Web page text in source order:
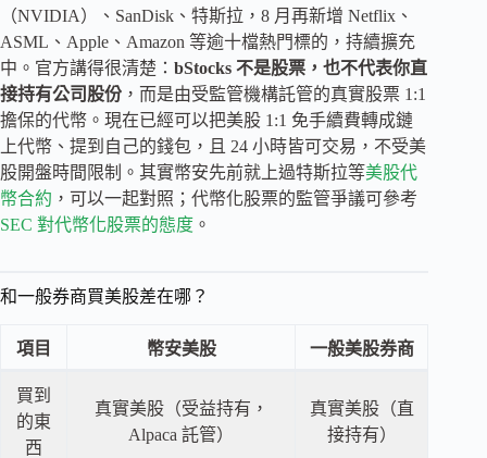
（NVIDIA）、SanDisk、特斯拉，8 月再新增 Netflix、
ASML、Apple、Amazon 等逾十檔熱門標的，持續擴充
中。官方講得很清楚： bStocks 不是股票，也不代表你直
接持有公司股份 ，而是由受監管機構託管的真實股票 1:1
擔保的代幣。現在已經可以把美股 1:1 免手續費轉成鏈
上代幣、提到自己的錢包，且 24 小時皆可交易，不受美
股開盤時間限制。其實幣安先前就上過特斯拉等美股代
幣合約 ，可以一起對照；代幣化股票的監管爭議可參考
SEC 對代幣化股票的態度 。
和一般券商買美股差在哪？
項目 幣安美股 一般美股券商
買到
的東
西
真實美股（受益持有，
Alpaca 託管）
真實美股（直
接持有）